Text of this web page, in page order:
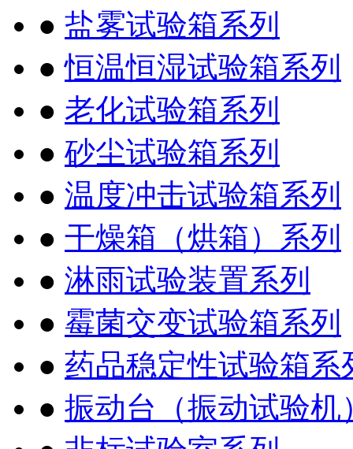
● 盐雾试验箱系列
●恒温恒湿试验箱系列
● 老化试验箱系列
● 砂尘试验箱系列
● 温度冲击试验箱系列
● 干燥箱（烘箱）系列
● 淋雨试验装置系列
● 霉菌交变试验箱系列
● 药品稳定性试验箱系
● 振动台（振动试验机